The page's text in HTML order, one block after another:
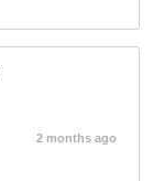
2 months ago